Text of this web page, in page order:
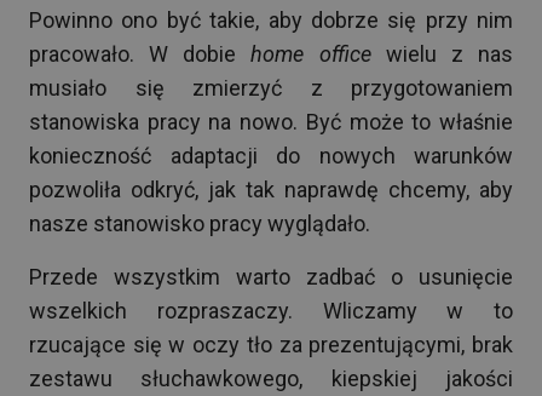
Powinno ono być takie, aby dobrze się przy nim
pracowało. W dobiehome office wielu z nas
musiało się zmierzyć z przygotowaniem
stanowiska pracy na nowo. Być może to właśnie
konieczność adaptacji do nowych warunków
pozwoliła odkryć, jak tak naprawdę chcemy, aby
nasze stanowisko pracy wyglądało.
Przede wszystkim warto zadbać o usunięcie
wszelkich rozpraszaczy. Wliczamy w to
rzucające się w oczy tło za prezentującymi, brak
zestawu słuchawkowego, kiepskiej jakości